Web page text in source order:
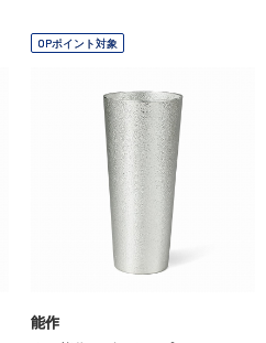
OPポイント対象
能作